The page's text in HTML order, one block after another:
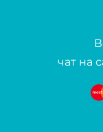
чат на